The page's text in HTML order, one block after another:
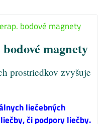
bodové magnety
magnety
prostriedkov zvyšuje
liečebných
či podpory liečby.